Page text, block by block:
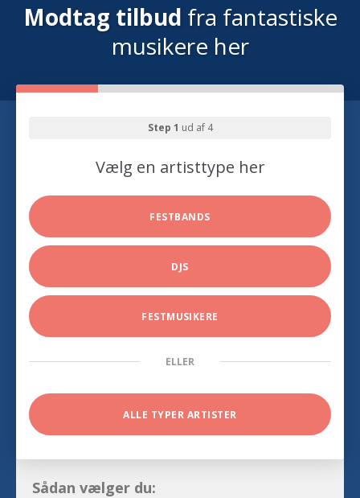
Modtag tilbud fra fantastiske
musikere her
Step 1 ud af 4
Vælg en artisttype her
FESTBANDS
DJS
FESTMUSIKERE
ELLER
ALLE TYPER ARTISTER
Sådan vælger du: